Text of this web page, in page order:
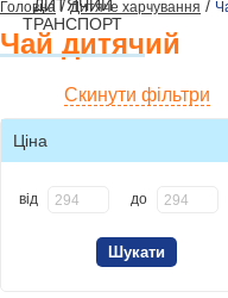
ДИТЯЧИЙ
ТРАНСПОРТ
Головна/Дитяче харчування /
Чай дитячий
Скинути фільтри
Ціна
від до